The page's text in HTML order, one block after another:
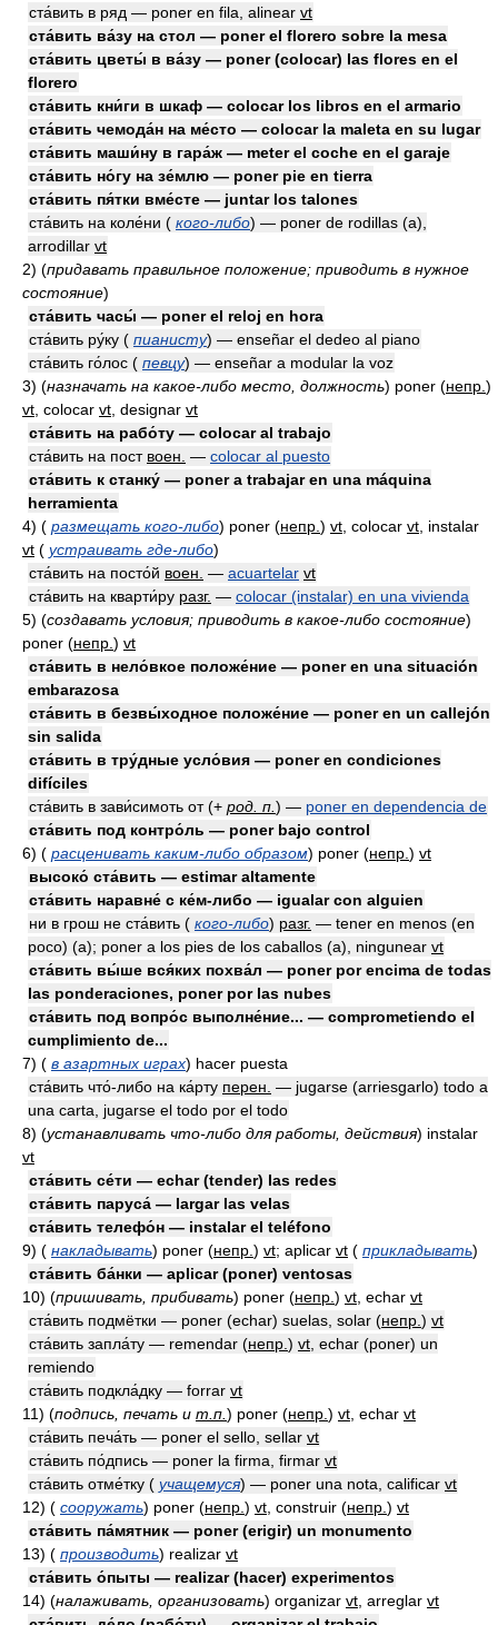
ста́вить в ряд — poner en fila, alinear vt
ста́вить ва́зу на стол — poner el florero sobre la mesa
ста́вить цветы́ в ва́зу — poner (colocar) las flores en el
florero
ста́вить кни́ги в шкаф — colocar los libros en el armario
ста́вить чемода́н на ме́сто — colocar la maleta en su lugar
ста́вить маши́ну в гара́ж — meter el coche en el garaje
ста́вить но́гу на зе́млю — poner pie en tierra
ста́вить пя́тки вме́сте — juntar los talones
ста́вить на коле́ни ( кого-либо) — poner de rodillas (a),
arrodillar vt
2) (придавать правильное положение; приводить в нужное
состояние)
ста́вить часы́ — poner el reloj en hora
ста́вить ру́ку ( пианисту) — enseñar el dedeo al piano
ста́вить го́лос ( певцу) — enseñar a modular la voz
3) (назначать на какое-либо место, должность) poner (непр. )
vt , colocar vt , designar vt
ста́вить на рабо́ту — colocar al trabajo
ста́вить на пост воен. — colocar al puesto
ста́вить к станку́ — poner a trabajar en una máquina
herramienta
4) ( размещать кого-либо) poner (непр. ) vt , colocar vt , instalar
vt ( устраивать где-либо)
ста́вить на посто́й воен. — acuartelar vt
ста́вить на кварти́ру разг. — colocar (instalar) en una vivienda
5) (создавать условия; приводить в какое-либо состояние)
poner (непр. ) vt
ста́вить в нело́вкое положе́ние — poner en una situación
embarazosa
ста́вить в безвы́ходное положе́ние — poner en un callejón
sin salida
ста́вить в тру́дные усло́вия — poner en condiciones
difíciles
ста́вить в зави́симоть от(+ род. п. ) — poner en dependencia de
ста́вить под контро́ль — poner bajo control
6) ( расценивать каким-либо образом) poner (непр. ) vt
высоко́ ста́вить — estimar altamente
ста́вить наравне́ с ке́м-либо — igualar con alguien
ни в грош не ста́вить ( кого-либо) разг. — tener en menos (en
poco) (a); poner a los pies de los caballos (a), ningunear vt
ста́вить вы́ше вся́ких похва́л — poner por encima de todas
las ponderaciones, poner por las nubes
ста́вить под вопро́с выполне́ние... — comprometiendo el
cumplimiento de...
7) ( в азартных играх) hacer puesta
ста́вить что́-либо на ка́рту перен. — jugarse (arriesgarlo) todo a
una carta, jugarse el todo por el todo
8) (устанавливать что-либо для работы, действия) instalar
vt
ста́вить се́ти — echar (tender) las redes
ста́вить паруса́ — largar las velas
ста́вить телефо́н — instalar el teléfono
9) ( накладывать) poner (непр. ) vt; aplicar vt ( прикладывать)
ста́вить ба́нки — aplicar (poner) ventosas
10) (пришивать, прибивать) poner (непр. ) vt , echar vt
ста́вить подмётки — poner (echar) suelas, solar (непр. ) vt
ста́вить запла́ту — remendar (непр. ) vt , echar (poner) un
remiendo
ста́вить подкла́дку — forrar vt
11) (подпись, печать и т.п. ) poner (непр. ) vt , echar vt
ста́вить печа́ть — poner el sello, sellar vt
ста́вить по́дпись — poner la firma, firmar vt
ста́вить отме́тку ( учащемуся) — poner una nota, calificar vt
12) ( сооружать) poner (непр. ) vt , construir (непр. ) vt
ста́вить па́мятник — poner (erigir) un monumento
13) ( производить) realizar vt
ста́вить о́пыты — realizar (hacer) experimentos
14) (налаживать, организовать) organizar vt , arreglar vt